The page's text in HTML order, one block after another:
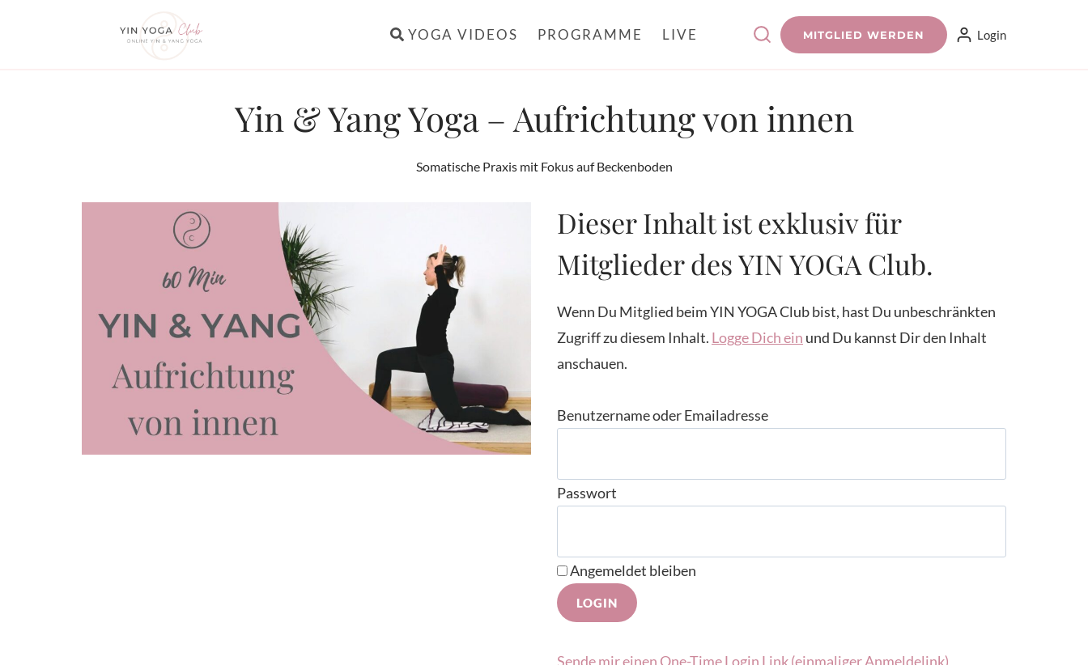
YOGA VIDEOS PROGRAMME LIVE MITGLIED WERDEN Login
Yin & Yang Yoga – Aufrichtung von innen
Somatische Praxis mit Fokus auf Beckenboden
Dieser Inhalt ist exklusiv für
Mitglieder des YIN YOGA Club.
Wenn Du Mitglied beim YIN YOGA Club bist, hast Du unbeschränkten
Zugriff zu diesem Inhalt. Logge Dich ein und Du kannst Dir den Inhalt
anschauen.
Benutzername oder Emailadresse
Passwort
Angemeldet bleiben
Sende mir einen One-Time Login Link (einmaliger Anmeldelink)